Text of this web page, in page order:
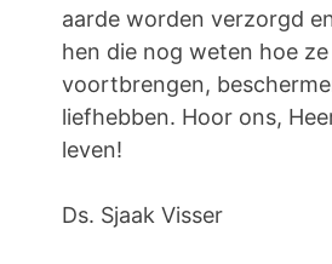
aarde worden verzorgd
hen die nog weten hoe
voortbrengen,
liefhebben. Hoor ons,
leven!
Ds. Sjaak Visser